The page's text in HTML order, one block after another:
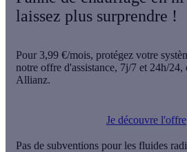
laissez plus surprendre !
Pour 3,99 €/mois, protégez votre
notre offre d'assistance, 7j/7 et 24h/24,
Allianz.
Je découvre l'offre
Pas de subventions pour les fluides